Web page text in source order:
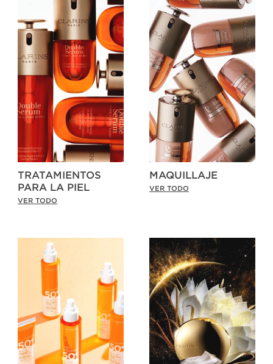
TRATAMIENTOS
PARA LA PIEL
VER TODO
MAQUILLAJE
VER TODO